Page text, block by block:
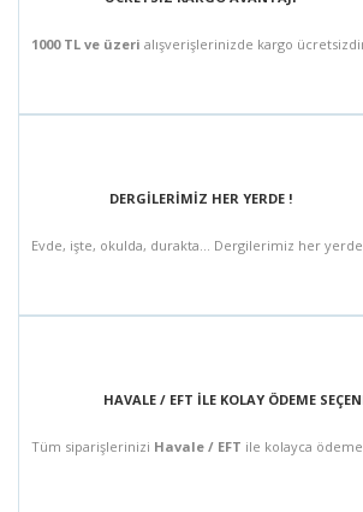
1000 TL ve üzeri alışverişlerinizde kargo
DERGİLERİMİZ HER YERDE !
Evde, işte, okulda, durakta... Dergilerimiz her
HAVALE / EFT İLE KOLAY ÖDEME
Tüm siparişlerinizi Havale / EFT ile kolayca